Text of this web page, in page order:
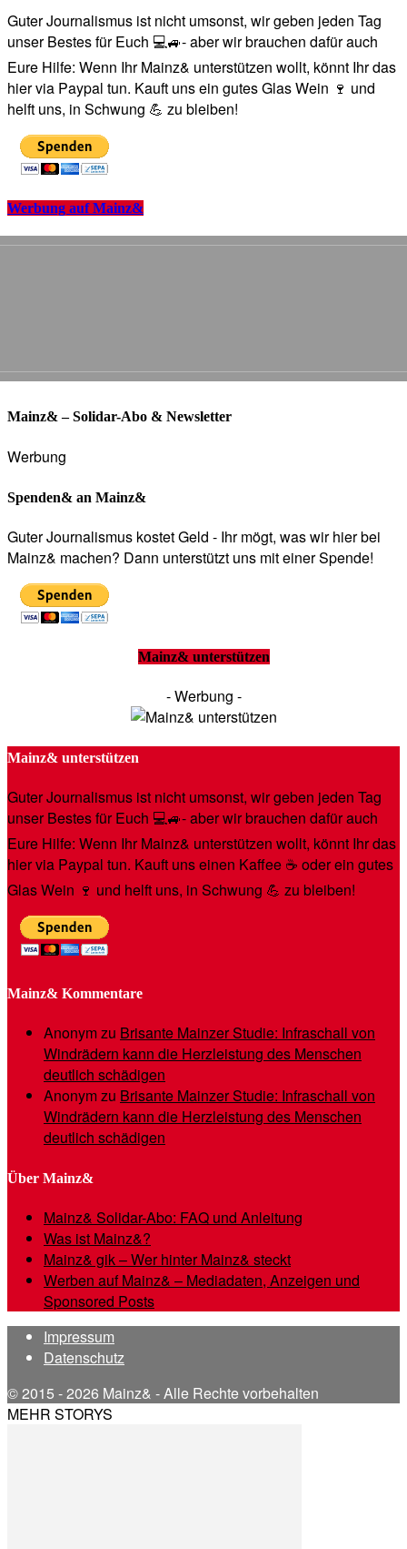
Guter Journalismus ist nicht umsonst, wir geben jeden Tag
unser Bestes für Euch 💻🚙- aber wir brauchen dafür auch
Eure Hilfe: Wenn Ihr Mainz& unterstützen wollt, könnt Ihr das
hier via Paypal tun. Kauft uns ein gutes Glas Wein 🍷 und
helft uns, in Schwung 💪 zu bleiben!
Werbung auf Mainz&
Mainz& – Solidar-Abo & Newsletter
Werbung
Spenden& an Mainz&
Guter Journalismus kostet Geld - Ihr mögt, was wir hier bei
Mainz& machen? Dann unterstützt uns mit einer Spende!
Mainz& unterstützen
- Werbung -
Mainz& unterstützen
Guter Journalismus ist nicht umsonst, wir geben jeden Tag
unser Bestes für Euch 💻🚙- aber wir brauchen dafür auch
Eure Hilfe: Wenn Ihr Mainz& unterstützen wollt, könnt Ihr das
hier via Paypal tun. Kauft uns einen Kaffee ☕️ oder ein gutes
Glas Wein 🍷 und helft uns, in Schwung 💪 zu bleiben!
Mainz& Kommentare
Anonymzu Brisante Mainzer Studie: Infraschall von
Windrädern kann die Herzleistung des Menschen
deutlich schädigen
Anonymzu Brisante Mainzer Studie: Infraschall von
Windrädern kann die Herzleistung des Menschen
deutlich schädigen
Über Mainz&
Mainz& Solidar-Abo: FAQ und Anleitung
Was ist Mainz&?
Mainz& gik – Wer hinter Mainz& steckt
Werben auf Mainz& – Mediadaten, Anzeigen und
Sponsored Posts
Impressum
Datenschutz
© 2015 - 2026 Mainz& - Alle Rechte vorbehalten
MEHR STORYS